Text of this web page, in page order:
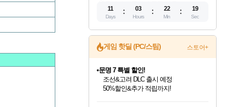
11
Days
03
Hours
22
Min
19
Sec
게임 핫딜 (PC/스팀) 스토어+
문명 7 특별 할인!
조선&고려 DLC 출시 예정
50%할인&추가 적립까지!
마블 투혼 파이팅 소울즈 정식출시!
마블 히어로 총 출동&화려한 격투!